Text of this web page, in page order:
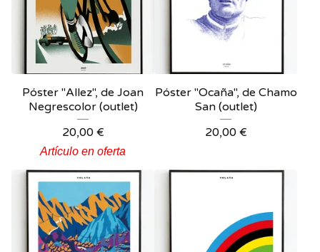
Póster "Allez", de Joan
Negrescolor (outlet)
20,00 €
Artículo en oferta
Póster "Ocaña", de Chamo
San (outlet)
20,00 €